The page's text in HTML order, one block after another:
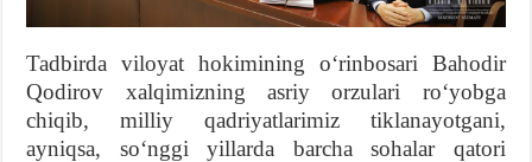
Tadbirda viloyat hokimining oʻrinbosari Bahodir
Qodirov xalqimizning asriy orzulari roʻyobga
chiqib, milliy qadriyatlarimiz tiklanayotgani,
ayniqsa, soʻnggi yillarda barcha sohalar qatori